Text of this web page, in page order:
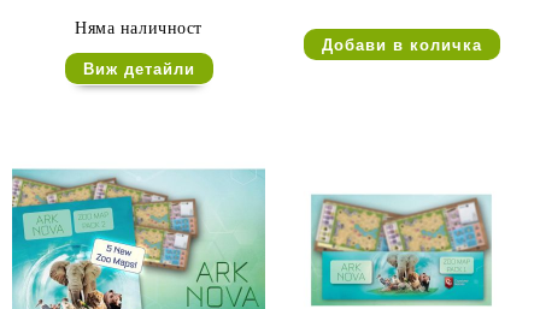
Няма наличност
Виж детайли